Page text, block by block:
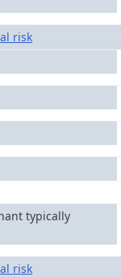
risk
typically
risk